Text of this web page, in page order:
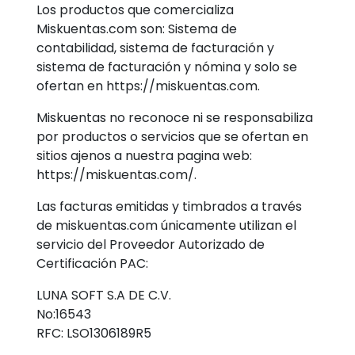
Los productos que comercializa
Miskuentas.com son: Sistema de
contabilidad, sistema de facturación y
sistema de facturación y nómina y solo se
ofertan en https://miskuentas.com.
Miskuentas no reconoce ni se responsabiliza
por productos o servicios que se ofertan en
sitios ajenos a nuestra pagina web:
https://miskuentas.com/.
Las facturas emitidas y timbrados a través
de miskuentas.com únicamente utilizan el
servicio del Proveedor Autorizado de
Certificación PAC:
LUNA SOFT S.A DE C.V.
No:16543
RFC: LSO1306189R5